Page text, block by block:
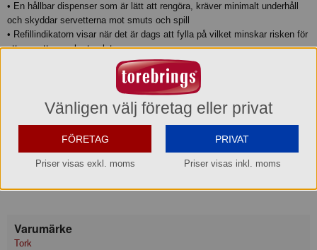
• En hållbar dispenser som är lätt att rengöra, kräver minimalt underhåll
och skyddar servetterna mot smuts och spill
• Refillindikatorn visar när det är dags att fylla på vilket minskar risken för
att servetterna ska ta slut.
• Praktiskt och bekvämt starterpack som innehåller en Tork Xpressnap
Fit® Bordsdispenser och två buntar med Tork Xpressnap Fit® Vit
Produktinformation
System: N14- Xpressnap Fit® Napkin Dispenser System
Dispenser: Material Plast
Varumärke
Tork
Vänligen välj företag eller privat
FÖRETAG
Priser visas exkl. moms
PRIVAT
Priser visas inkl. moms